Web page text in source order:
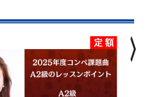
定 額 chevron_right